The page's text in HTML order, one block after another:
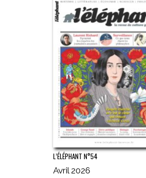
L’ÉLÉPHANT N°54
Avril 2026